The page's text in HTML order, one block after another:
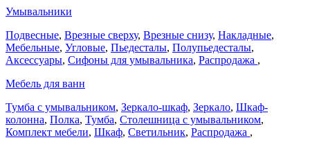
Умывальники
Подвесные, Врезные сверху, Врезные снизу, Накладные,
Мебельные, Угловые, Пьедесталы, Полупьедесталы,
Аксессуары, Сифоны для умывальника, Распродажа ,
Мебель для ванн
Тумба с умывальником, Зеркало-шкаф, Зеркало, Шкаф-
колонна, Полка, Тумба, Столешница с умывальником,
Комплект мебели, Шкаф, Светильник, Распродажа ,